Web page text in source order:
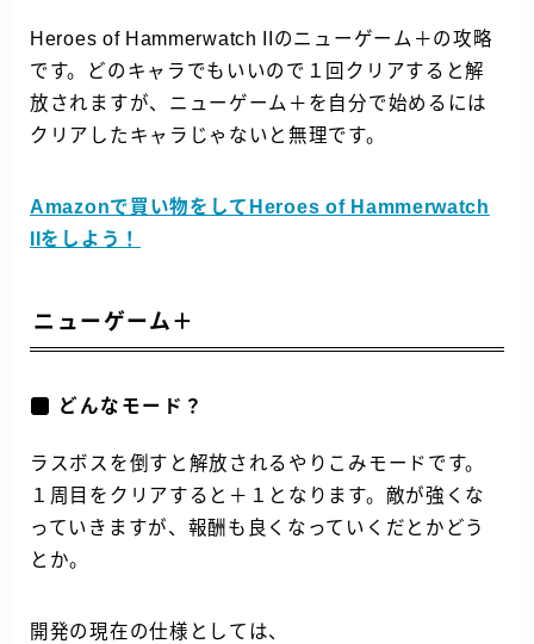
Heroes of Hammerwatch IIのニューゲーム＋の攻略
です。どのキャラでもいいので１回クリアすると解
放されますが、ニューゲーム＋を自分で始めるには
クリアしたキャラじゃないと無理です。
Amazonで買い物をしてHeroes of Hammerwatch
IIをしよう！
ニューゲーム＋
どんなモード？
ラスボスを倒すと解放されるやりこみモードです。
１周目をクリアすると＋１となります。敵が強くな
っていきますが、報酬も良くなっていくだとかどう
とか。
開発の現在の仕様としては、